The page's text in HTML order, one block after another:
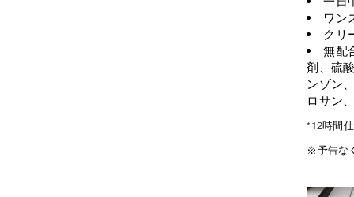
ワン
クリ
無配
剤、硫
ンゾン
ロサン
*12時間
※予告な